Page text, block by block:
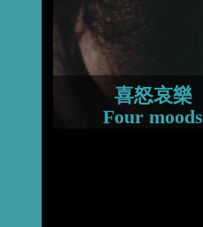
喜怒哀樂
Four moods